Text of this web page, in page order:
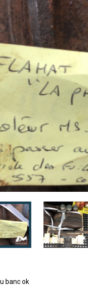
banc ok